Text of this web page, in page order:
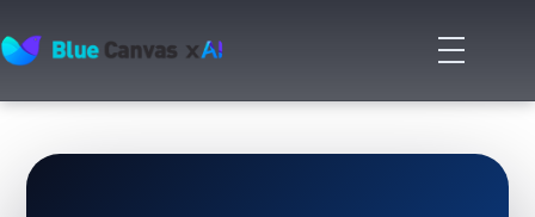
BLUECANVAS
메
뉴
기